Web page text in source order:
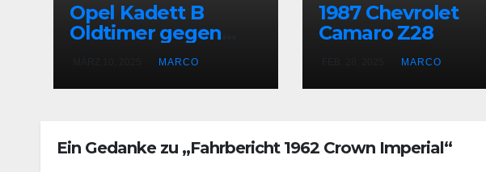
Opel Kadett B
Oldtimer gegen
Mitsubishi Eclipse
Fast and Furious
MARCO
1987 Chevrolet
Camaro Z28
MARCO
Ein Gedanke zu „Fahrbericht 1962 Crown Imperial“